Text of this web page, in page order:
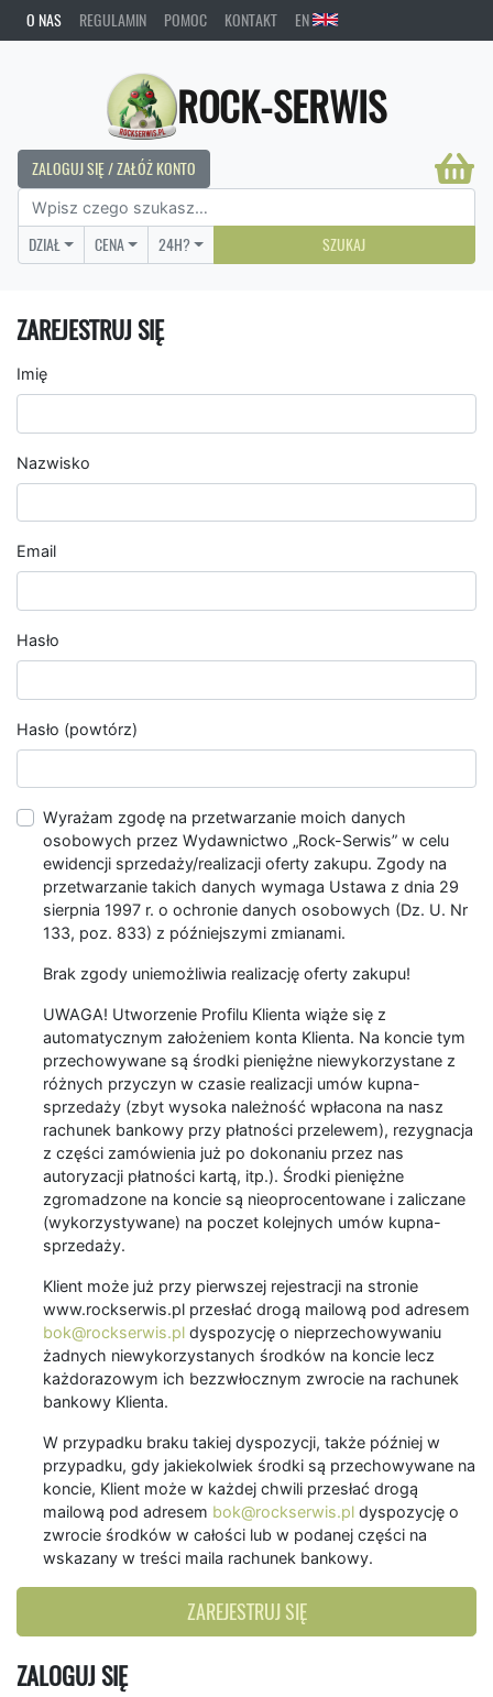
O NAS REGULAMIN POMOC KONTAKT EN
ROCK-SERWIS
ZALOGUJ SIĘ / ZAŁÓŻ KONTO
DZIAŁ CENA 24H? SZUKAJ
ZAREJESTRUJ SIĘ
Imię
Nazwisko
Email
Hasło
Hasło (powtórz)
Wyrażam zgodę na przetwarzanie moich danych
osobowych przez Wydawnictwo „Rock-Serwis” w celu
ewidencji sprzedaży/realizacji oferty zakupu. Zgody na
przetwarzanie takich danych wymaga Ustawa z dnia 29
sierpnia 1997 r. o ochronie danych osobowych (Dz. U. Nr
133, poz. 833) z późniejszymi zmianami.
Brak zgody uniemożliwia realizację oferty zakupu!
UWAGA! Utworzenie Profilu Klienta wiąże się z
automatycznym założeniem konta Klienta. Na koncie tym
przechowywane są środki pieniężne niewykorzystane z
różnych przyczyn w czasie realizacji umów kupna-
sprzedaży (zbyt wysoka należność wpłacona na nasz
rachunek bankowy przy płatności przelewem), rezygnacja
z części zamówienia już po dokonaniu przez nas
autoryzacji płatności kartą, itp.). Środki pieniężne
zgromadzone na koncie są nieoprocentowane i zaliczane
(wykorzystywane) na poczet kolejnych umów kupna-
sprzedaży.
Klient może już przy pierwszej rejestracji na stronie
www.rockserwis.pl przesłać drogą mailową pod adresem
bok@rockserwis.pl dyspozycję o nieprzechowywaniu
żadnych niewykorzystanych środków na koncie lecz
każdorazowym ich bezzwłocznym zwrocie na rachunek
bankowy Klienta.
W przypadku braku takiej dyspozycji, także później w
przypadku, gdy jakiekolwiek środki są przechowywane na
koncie, Klient może w każdej chwili przesłać drogą
mailową pod adresem bok@rockserwis.pl dyspozycję o
zwrocie środków w całości lub w podanej części na
wskazany w treści maila rachunek bankowy.
ZAREJESTRUJ SIĘ
ZALOGUJ SIĘ